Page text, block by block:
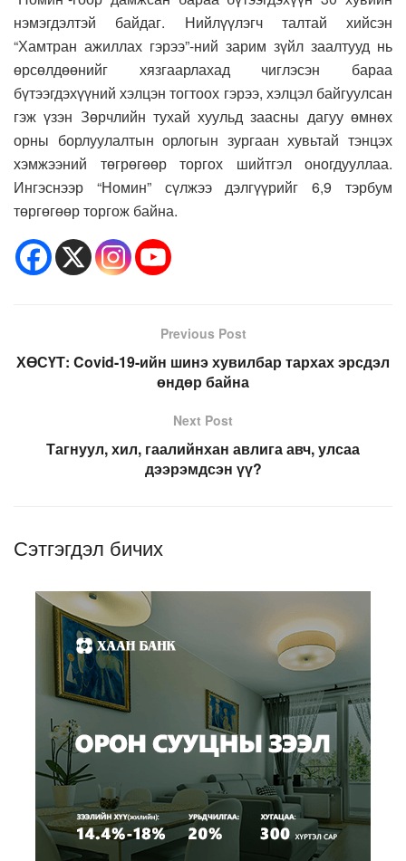
нэмэгдэлтэй байдаг. Нийлүүлэгч талтай хийсэн
“Хамтран ажиллах гэрээ”-ний зарим зүйл заалтууд нь
өрсөлдөөнийг хязгаарлахад чиглэсэн бараа
бүтээгдэхүүний хэлцэн тогтоох гэрээ, хэлцэл байгуулсан
гэж үзэн Зөрчлийн тухай хуульд заасны дагуу өмнөх
орны борлуулалтын орлогын зургаан хувьтай тэнцэх
хэмжээний төгрөгөөр торгох шийтгэл оногдууллаа.
Ингэснээр “Номин” сүлжээ дэлгүүрийг 6,9 тэрбум
төргөгөөр торгож байна.
Previous Post
ХӨСҮТ: Covid-19-ийн шинэ хувилбар тархах эрсдэл
өндөр байна
Next Post
Тагнуул, хил, гаалийнхан авлига авч, улсаа
дээрэмдсэн үү?
Сэтгэгдэл бичих